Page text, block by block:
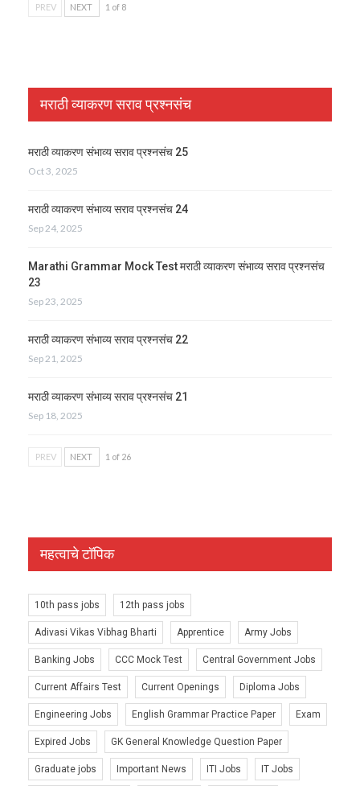
PREV NEXT 1 of 8
मराठी व्याकरण सराव प्रश्नसंच
मराठी व्याकरण संभाव्य सराव प्रश्नसंच 25
Oct 3, 2025
मराठी व्याकरण संभाव्य सराव प्रश्नसंच 24
Sep 24, 2025
Marathi Grammar Mock Test मराठी व्याकरण संभाव्य सराव प्रश्नसंच
23
Sep 23, 2025
मराठी व्याकरण संभाव्य सराव प्रश्नसंच 22
Sep 21, 2025
मराठी व्याकरण संभाव्य सराव प्रश्नसंच 21
Sep 18, 2025
PREV NEXT 1 of 26
महत्वाचे टॉपिक
10th pass jobs 12th pass jobs
Adivasi Vikas Vibhag Bharti Apprentice Army Jobs
Banking Jobs CCC Mock Test Central Government Jobs
Current Affairs Test Current Openings Diploma Jobs
Engineering Jobs English Grammar Practice Paper Exam
Expired Jobs GK General Knowledge Question Paper
Graduate jobs Important News ITI Jobs IT Jobs